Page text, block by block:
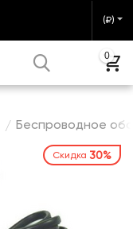
(₽)
0
/ Беспроводное
Скидка 30%